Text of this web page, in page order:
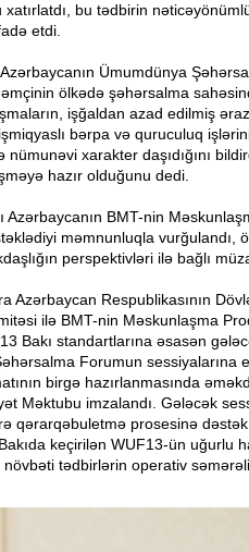
xatırlatdı, bu tədbirin
etdi.
Azərbaycanın Ümumdünya
ölkədə şəhərsalma
işğaldan azad edilmiş
bərpa və quruculuq
nümunəvi xarakter daşıdığını
hazır olduğunu dedi.
Azərbaycanın BMT-nin
məmnunluqla vurğulandı,
perspektivləri ilə bağlı
Azərbaycan Respublikasının
ilə BMT-nin Məskunlaşma
Bakı standartlarına əsasən
Forumun sessiyalarına
birgə hazırlanmasında
Məktubu imzalandı. Gələcək
qərarqəbuletmə prosesinə
keçirilən WUF13-ün uğurlu
tədbirlərin operativ